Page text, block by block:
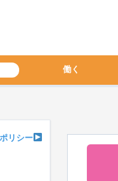
働く
リシー